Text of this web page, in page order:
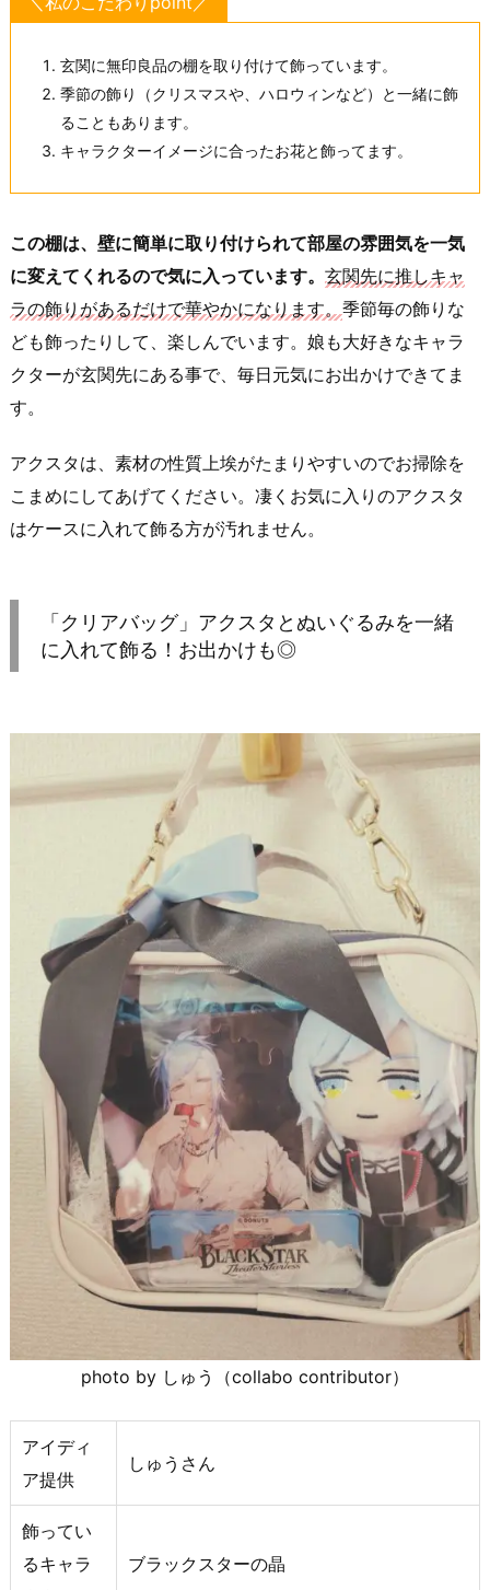
玄関に無印良品の棚を取り付けて飾っています。
季節の飾り（クリスマスや、ハロウィンなど）と一緒に飾
ることもあります。
キャラクターイメージに合ったお花と飾ってます。
この棚は、壁に簡単に取り付けられて部屋の雰囲気を一気
に変えてくれるので気に入っています。 玄関先に推しキャ
ラの飾りがあるだけで華やかになります。季節毎の飾りな
ども飾ったりして、楽しんでいます。娘も大好きなキャラ
クターが玄関先にある事で、毎日元気にお出かけできてま
す。
アクスタは、素材の性質上埃がたまりやすいのでお掃除を
こまめにしてあげてください。凄くお気に入りのアクスタ
はケースに入れて飾る方が汚れません。
「クリアバッグ」アクスタとぬいぐるみを一緒
に入れて飾る！お出かけも◎
photo by しゅう（collabo contributor）
アイディ
ア提供
しゅうさん
飾ってい
るキャラ
ブラックスターの晶